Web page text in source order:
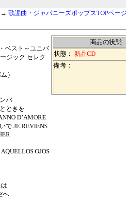
歌謡曲・ジャパニーズポップスTOPペー
ベスト～ユニバ
ジック セレク
）
バ
ときを
D’AMORE
で JE REVIENS
OJOS
へ
商品の状態
状態： 新品CD
備考：